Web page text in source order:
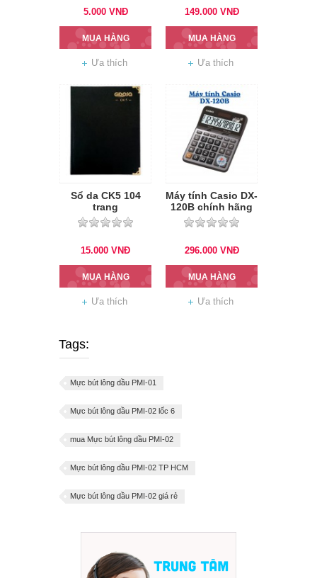
5.000 VNĐ
MUA HÀNG
Ưa thích
149.000 VNĐ
MUA HÀNG
Ưa thích
Sổ da CK5 104
trang
15.000 VNĐ
MUA HÀNG
Ưa thích
Máy tính Casio DX-
120B chính hãng
296.000 VNĐ
MUA HÀNG
Ưa thích
Tags:
Mực bút lông dầu PMI-01
Mực bút lông dầu PMI-02 lốc 6
mua Mực bút lông dầu PMI-02
Mực bút lông dầu PMI-02 TP HCM
Mực bút lông dầu PMI-02 giá rẻ